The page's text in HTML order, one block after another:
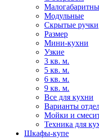
Модульные
Скрытые ручки
Размер
Мини-кухни
Узкие
3 кв. м.
5 кв. м.
6 кв. м.
9 кв. м.
Все для кухни
Варианты
Мойки и
Техника для
Шкафы-купе